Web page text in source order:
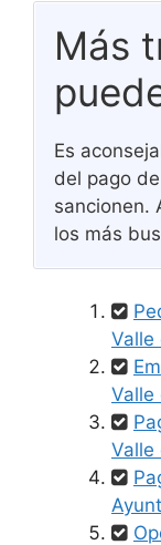
Más
Es
del pago
sancionen.
los más
Valle
Valle
Valle